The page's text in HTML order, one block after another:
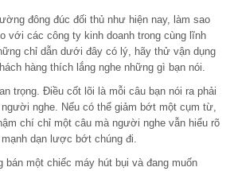
đông đúc đối thủ như hiện nay, làm sao
với các công ty kinh doanh trong cùng lĩnh
chỉ dẫn dưới đây có lý, hãy thử vận dụng
hàng thích lắng nghe những gì bạn nói.
trọng. Điều cốt lõi là mỗi câu bạn nói ra phải
nghe. Nếu có thể giảm bớt một cụm từ,
chí chỉ một câu mà người nghe vẫn hiểu rõ
dạn lược bớt chúng đi.
bán một chiếc máy hút bụi và đang muốn